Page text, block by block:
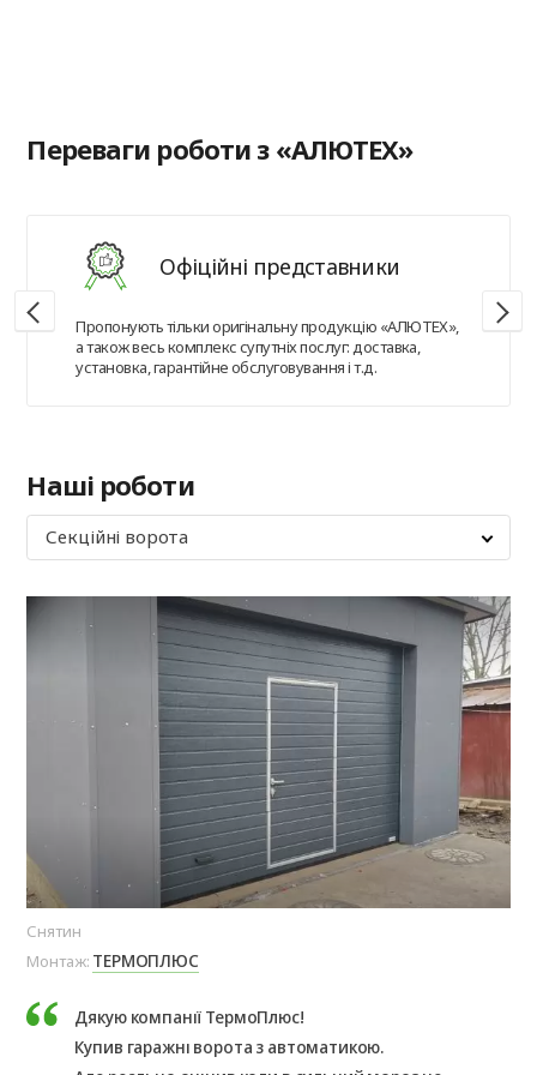
Переваги роботи з «АЛЮТЕХ»
Офіційні представники
Пропонують тільки оригінальну продукцію «АЛЮТЕХ»,
а також весь комплекс супутніх послуг: доставка,
установка, гарантійне обслуговування і т.д.
Наші роботи
Секційні ворота
Снятин
Монтаж: ТЕРМОПЛЮС
Дякую компанії ТермоПлюс!
Купив гаражні ворота з автоматикою.